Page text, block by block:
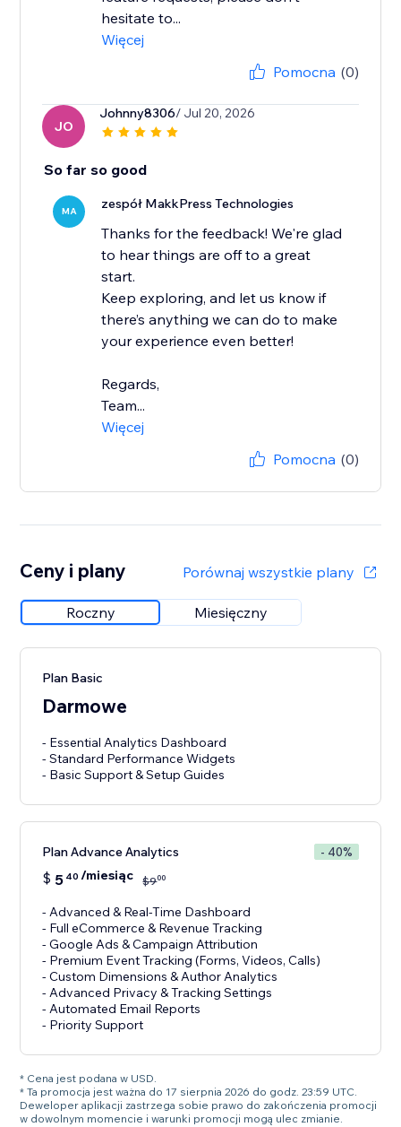
hesitate to...
Więcej
Pomocna (0)
JO
Johnny8306/ Jul 20, 2026
So far so good
MA zespół MakkPress Technologies
Thanks for the feedback! We're glad
to hear things are off to a great
start.
Keep exploring, and let us know if
there’s anything we can do to make
your experience even better!
Regards,
Team...
Więcej
Pomocna (0)
Ceny i plany Porównaj wszystkie plany
Roczny Miesięczny
Plan Basic
Darmowe
- Essential Analytics Dashboard
- Standard Performance Widgets
- Basic Support & Setup Guides
Plan Advance Analytics - 40%
$ 5 40 /miesiąc $900
- Advanced & Real-Time Dashboard
- Full eCommerce & Revenue Tracking
- Google Ads & Campaign Attribution
- Premium Event Tracking (Forms, Videos, Calls)
- Custom Dimensions & Author Analytics
- Advanced Privacy & Tracking Settings
- Automated Email Reports
- Priority Support
* Cena jest podana w USD.
* Ta promocja jest ważna do 17 sierpnia 2026 do godz. 23:59 UTC.
Deweloper aplikacji zastrzega sobie prawo do zakończenia promocji
w dowolnym momencie i warunki promocji mogą ulec zmianie.